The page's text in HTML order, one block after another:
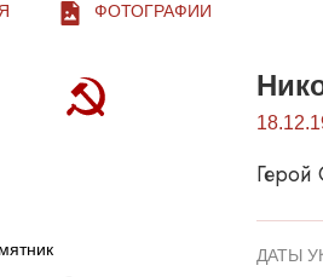
ФОТОГРАФИИ
Герой
ДАТЫ